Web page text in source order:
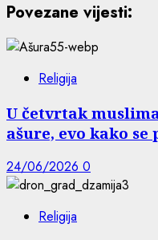
Povezane vijesti:
Religija
U četvrtak
ašure, evo kako
24/06/2026 0
Religija